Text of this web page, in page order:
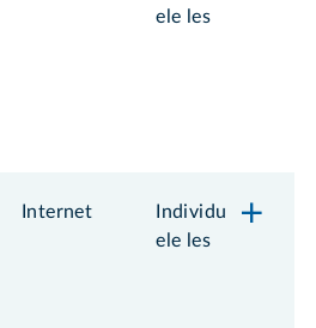
ele les
Internet
Individu
ele les